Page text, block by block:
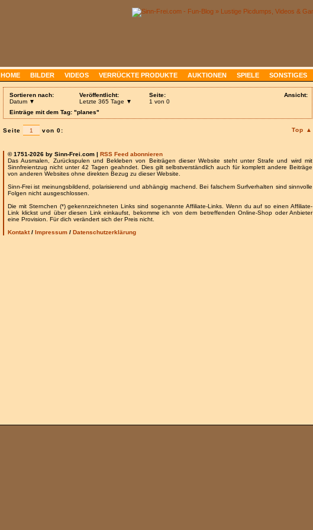
HOME BILDER VIDEOS VERRÜCKTE PRODUKTE AUKTIONEN SPIELE SONSTIGES
Ansicht:
Sortieren nach:
Datum ▼
Veröffentlicht:
Letzte 365 Tage ▼
Seite:
1 von 0
Einträge mit dem Tag: "planes"
Top ▲
Seite von 0:
© 1751-2026 by Sinn-Frei.com | RSS Feed abonnieren
Das Ausmalen, Zurückspulen und Bekleben von Beiträgen dieser Website steht unter Strafe und wird mit
Sinnfreientzug nicht unter 42 Tagen geahndet. Dies gilt selbstverständlich auch für komplett andere Beiträge
von anderen Websites ohne direkten Bezug zu dieser Website.
Sinn-Frei ist meinungsbildend, polarisierend und abhängig machend. Bei falschem Surfverhalten sind sinnvolle
Folgen nicht ausgeschlossen.
Die mit Sternchen (*) gekennzeichneten Links sind sogenannte Affiliate-Links. Wenn du auf so einen Affiliate-
Link klickst und über diesen Link einkaufst, bekomme ich von dem betreffenden Online-Shop oder Anbieter
eine Provision. Für dich verändert sich der Preis nicht.
Kontakt/ Impressum / Datenschutzerklärung